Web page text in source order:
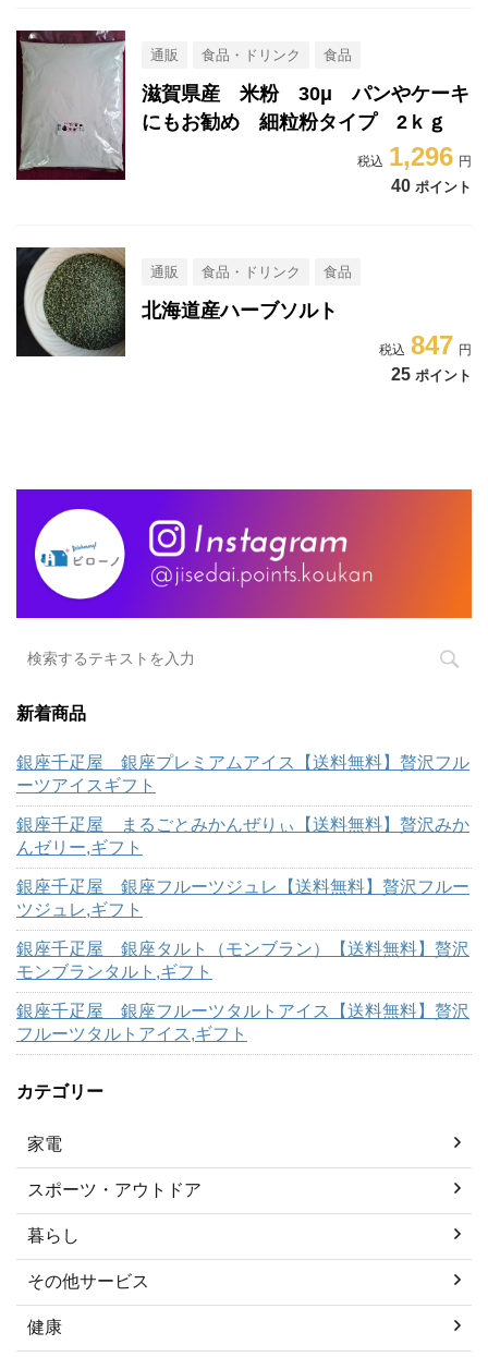
通販 食品・ドリンク 食品
滋賀県産 米粉 30μ パンやケーキ
にもお勧め 細粒粉タイプ 2ｋｇ
1,296
40 ポイント
通販 食品・ドリンク 食品
北海道産ハーブソルト
847
25 ポイント
新着商品
銀座千疋屋 銀座プレミアムアイス【送料無料】贅沢フル
ーツアイスギフト
銀座千疋屋 まるごとみかんぜりぃ【送料無料】贅沢みか
んゼリー,ギフト
銀座千疋屋 銀座フルーツジュレ【送料無料】贅沢フルー
ツジュレ,ギフト
銀座千疋屋 銀座タルト（モンブラン）【送料無料】贅沢
モンブランタルト,ギフト
銀座千疋屋 銀座フルーツタルトアイス【送料無料】贅沢
フルーツタルトアイス,ギフト
カテゴリー
家電
スポーツ・アウトドア
暮らし
その他サービス
健康